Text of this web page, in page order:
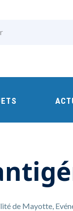
de Mayotte